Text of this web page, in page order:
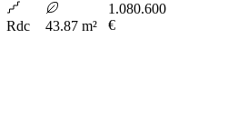
Rdc 43.87 m²
1.080.600
€